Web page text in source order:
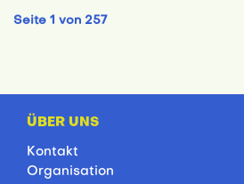
Seite 1 von 257
ÜBER UNS
Kontakt
Organisation